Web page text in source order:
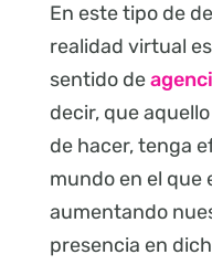
En este tipo de
realidad virtual
sentido de
decir, que
de hacer, tenga
mundo en el que
aumentando
presencia en